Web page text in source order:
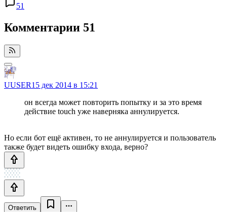
51
Комментарии 51
UUSER15 дек 2014 в 15:21
он всегда может повторить попытку и за это время
действие touch уже наверняка аннулируется.
Но если бот ещё активен, то не аннулируется и пользователь
также будет видеть ошибку входа, верно?
Ответить